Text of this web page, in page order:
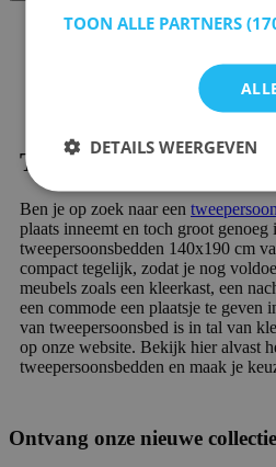
Tweepersoonsbed
Ben je op zoek naar een
plaats inneemt en toch groot
tweepersoonsbedden 140x190 cm
compact tegelijk, zodat je nog
meubels zoals een kleerkast, een
een commode een plaatsje te geven
van tweepersoonsbed is in tal van
op onze website. Bekijk hier alvast
tweepersoonsbedden en maak je
Ontvang onze nieuwe
TOON ALLE PARTNERS
DETAILS WEERGEVEN